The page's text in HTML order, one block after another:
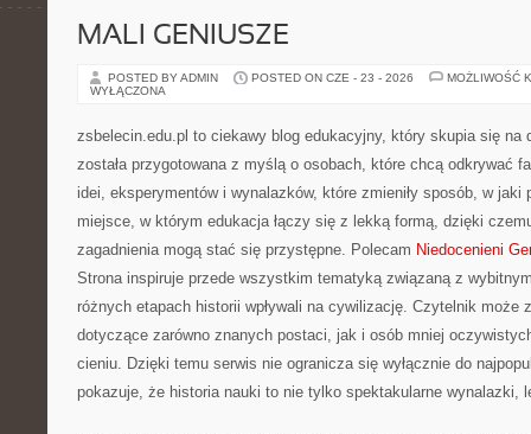
MALI GENIUSZE
POSTED BY ADMIN POSTED ON CZE - 23 - 2026
MOŻLIWOŚĆ
WYŁĄCZONA
zsbelecin.edu.pl to ciekawy blog edukacyjny, który skupia się na
została przygotowana z myślą o osobach, które chcą odkrywać
idei, eksperymentów i wynalazków, które zmieniły sposób, w jaki
miejsce, w którym edukacja łączy się z lekką formą, dzięki
zagadnienia mogą stać się przystępne. Polecam Niedocenieni
Strona inspiruje przede wszystkim tematyką związaną z
różnych etapach historii wpływali na cywilizację. Czytelnik może
dotyczące zarówno znanych postaci, jak i osób mniej
cieniu. Dzięki temu serwis nie ogranicza się wyłącznie do
pokazuje, że historia nauki to nie tylko spektakularne wynalazki,